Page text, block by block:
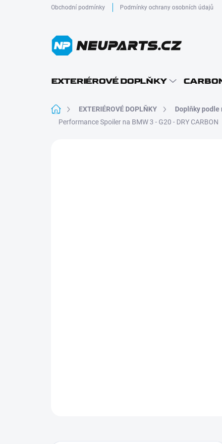
Obchodní podmínky Podmínky ochrany osobních údajů
EXTERIÉROVÉ DOPLŇKY
Domů EXTERIÉROVÉ DOPLŇKY Doplňky podle
Performance Spoiler na BMW 3 - G20 - DRY CARBON